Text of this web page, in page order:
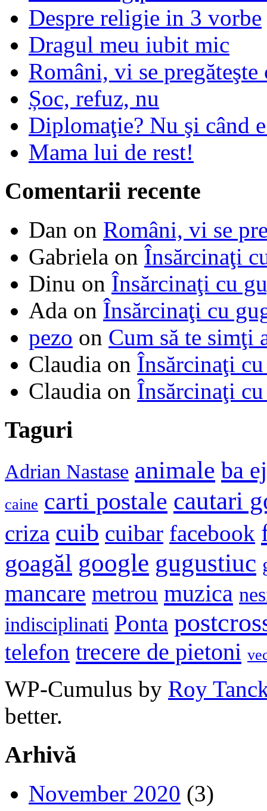
Despre religie in 3 vorbe
Dragul meu iubit mic
Români, vi se pregăteşte
Șoc, refuz, nu
Diplomaţie? Nu şi când
Mama lui de rest!
Comentarii recente
Dan on Români, vi se
Gabriela on Însărcinaţi
Dinu on Însărcinaţi cu
Ada on Însărcinaţi cu
pezo on Cum să te simţi
Claudia on Însărcinaţi
Claudia on Însărcinaţi
Taguri
Adrian Nastase animale ba
caine carti postale cautari
criza cuib cuibar facebook
goagăl google gugustiuc
mancare metrou muzica
indisciplinati Ponta
telefon trecere de pietoni
WP-Cumulus by Roy
better.
Arhivă
November 2020 (3)